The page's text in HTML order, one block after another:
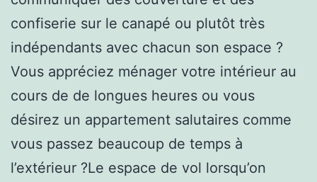
confiserie sur le canapé ou plutôt très
indépendants avec chacun son espace ?
Vous appréciez ménager votre intérieur au
cours de de longues heures ou vous
désirez un appartement salutaires comme
vous passez beaucoup de temps à
l’extérieur ?Le espace de vol lorsqu’on